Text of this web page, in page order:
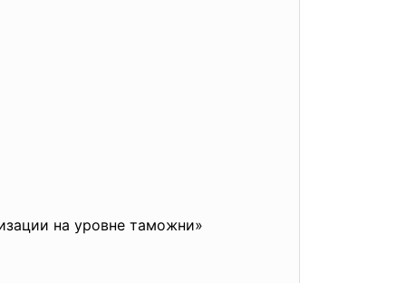
на уровне таможни»